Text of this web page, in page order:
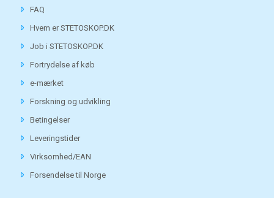
FAQ
Hvem er STETOSKOP.DK
Job i STETOSKOP.DK
Fortrydelse af køb
e-mærket
Forskning og udvikling
Betingelser
Leveringstider
Virksomhed/EAN
Forsendelse til Norge